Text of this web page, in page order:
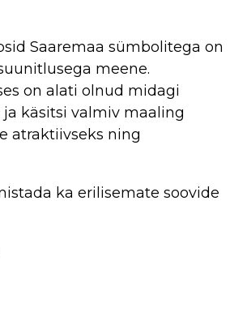
Saaremaa sümbolitega on
meene.
on alati olnud midagi
ja käsitsi valmiv maaling
atraktiivseks ning
ka erilisemate soovide